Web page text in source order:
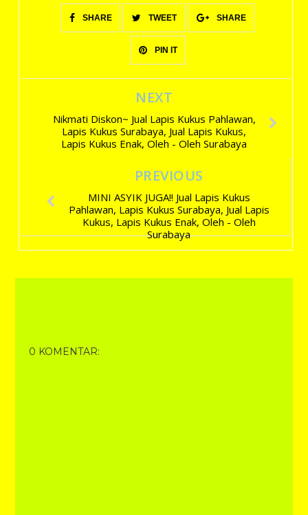
SHARE TWEET SHARE
PIN IT
NEXT
Nikmati Diskon~ Jual Lapis Kukus Pahlawan,
Lapis Kukus Surabaya, Jual Lapis Kukus,
Lapis Kukus Enak, Oleh - Oleh Surabaya
PREVIOUS
MINI ASYIK JUGA!! Jual Lapis Kukus
Pahlawan, Lapis Kukus Surabaya, Jual Lapis
Kukus, Lapis Kukus Enak, Oleh - Oleh
Surabaya
0 KOMENTAR: